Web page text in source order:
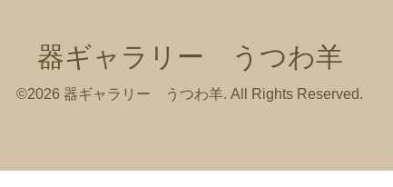
器ギャラリー うつわ羊
©2026 器ギャラリー うつわ羊. All Rights Reserved.